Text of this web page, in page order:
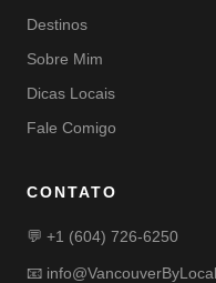
Destinos
Sobre Mim
Dicas Locais
Fale Comigo
CONTATO
💬 +1 (604) 726-6250
📧